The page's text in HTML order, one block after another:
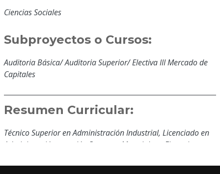
Ciencias Sociales
Subproyectos o Cursos:
Auditoria Básica/ Auditoria Superior/ Electiva III Mercado de
Capitales
Resumen Curricular:
Técnico Superior en Administración Industrial, Licenciado en
Administración mención Recursos Materiales y Financieros
Agencia Biscucuy